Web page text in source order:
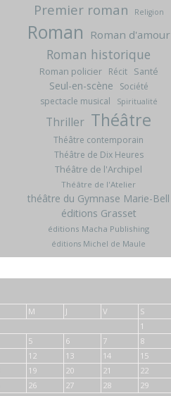
Premier roman Religion
Roman Roman d'amour
Roman historique
Roman policier Récit Santé
Seul-en-scène
Société
spectacle musical
Spiritualité
Thriller Théâtre
Théâtre contemporain
Théâtre de Dix Heures
Théâtre de l'Archipel
Théâtre de l'Atelier
théâtre du Gymnase Marie-Bell
éditions Grasset
éditions Macha Publishing
éditions Michel de Maule
M J V S
1
5 6 7 8
12 13 14 15
19 20 21 22
26 27 28 29